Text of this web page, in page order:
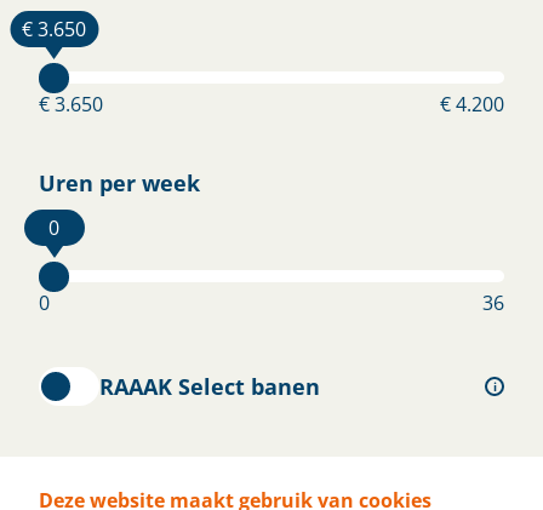
Deze website maakt gebruik van cookies
€ 3.650
€ 3.650 € 4.200
Uren per week
0
0 36
RAAAK Select banen i
Aandacht voor jou.
dag reactie